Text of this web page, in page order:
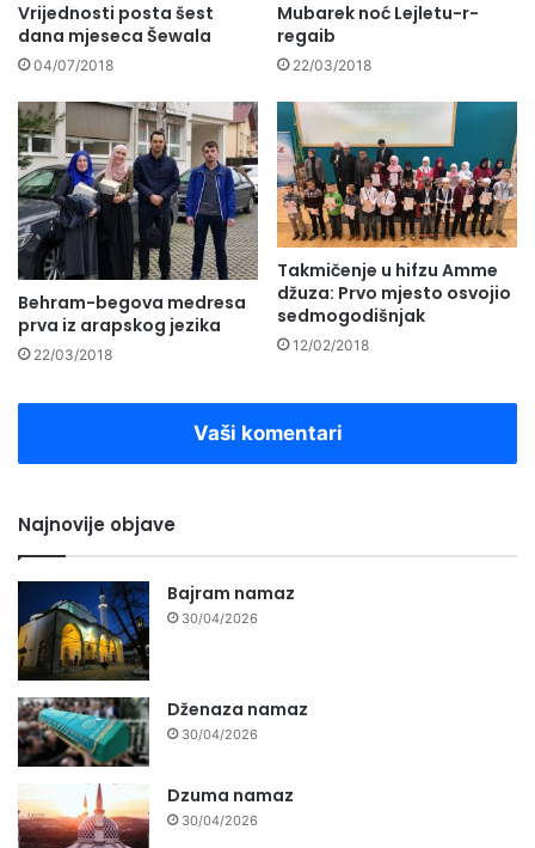
Vrijednosti posta šest
dana mjeseca Šewala
04/07/2018
Mubarek noć Lejletu-r-
regaib
22/03/2018
Behram-begova medresa
prva iz arapskog jezika
22/03/2018
Takmičenje u hifzu Amme
džuza: Prvo mjesto osvojio
sedmogodišnjak
12/02/2018
Vaši komentari
Najnovije objave
Bajram namaz
30/04/2026
Dženaza namaz
30/04/2026
Dzuma namaz
30/04/2026